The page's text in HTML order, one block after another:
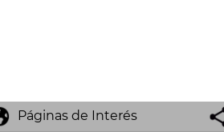
Páginas de Interés